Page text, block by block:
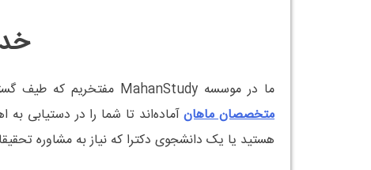
ما در موسسه MahanStudy مفتخریم که طیف گسترده‌ای از خدمات مشاوره تحقیقاتی و علمی را برای دانشجویان در رشته‌های مختلف تحصیلی ارائه می‌دهیم.
متخصصان ماهانآماده‌اند تا شما را در دستیابی
هستید یا یک دانشجوی دکترا که نیاز به مشاوره